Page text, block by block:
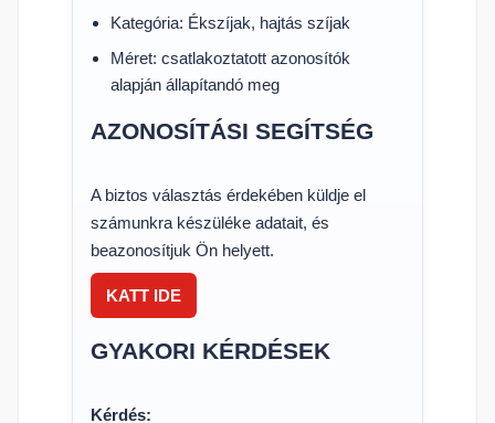
Kategória: Ékszíjak, hajtás szíjak
Méret: csatlakoztatott azonosítók
alapján állapítandó meg
AZONOSÍTÁSI SEGÍTSÉG
A biztos választás érdekében küldje el
számunkra készüléke adatait, és
beazonosítjuk Ön helyett.
KATT IDE
GYAKORI KÉRDÉSEK
Kérdés: